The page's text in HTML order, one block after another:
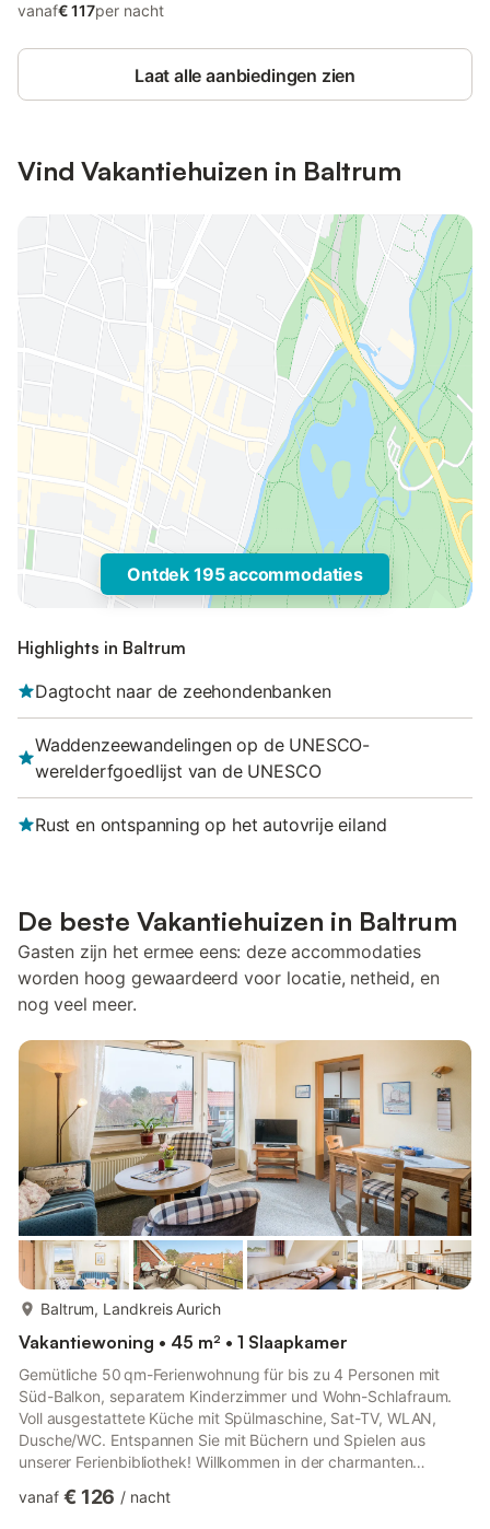
vanaf€ 117per nacht
Laat alle aanbiedingen zien
Vind Vakantiehuizen in Baltrum
Ontdek 195 accommodaties
Highlights in Baltrum
Dagtocht naar de zeehondenbanken
Waddenzeewandelingen op de UNESCO-
werelderfgoedlijst van de UNESCO
Rust en ontspanning op het autovrije eiland
De beste Vakantiehuizen in Baltrum
Gasten zijn het ermee eens: deze accommodaties
worden hoog gewaardeerd voor locatie, netheid, en
nog veel meer.
Baltrum, Landkreis Aurich
Vakantiewoning • 45 m² • 1 Slaapkamer
Gemütliche 50 qm-Ferienwohnung für bis zu 4 Personen mit
Süd-Balkon, separatem Kinderzimmer und Wohn-Schlafraum.
Voll ausgestattete Küche mit Spülmaschine, Sat-TV, WLAN,
Dusche/WC. Entspannen Sie mit Büchern und Spielen aus
unserer Ferienbibliothek! Willkommen in der charmanten
gemütliche Unterkunft in der ersten Etage bietet auf ca. 50 m²
vanaf € 126 / nacht